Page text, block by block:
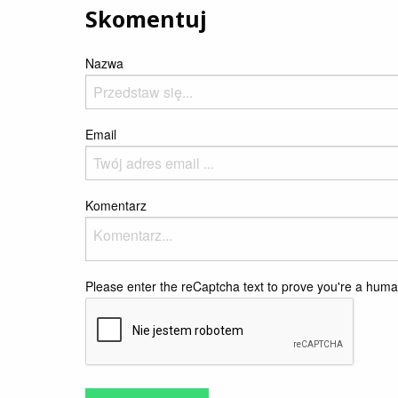
Skomentuj
Nazwa
Email
Komentarz
Please enter the reCaptcha text to prove you're a